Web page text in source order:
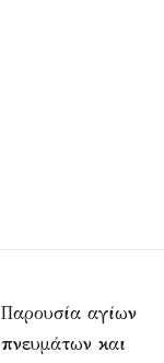
Παρουσία αγίων
πνευμάτων και